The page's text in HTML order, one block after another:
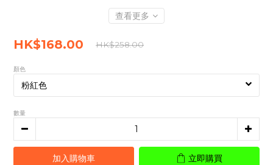
查看更多
HK$168.00 HK$258.00
顏色
數量
加入購物車 立即購買